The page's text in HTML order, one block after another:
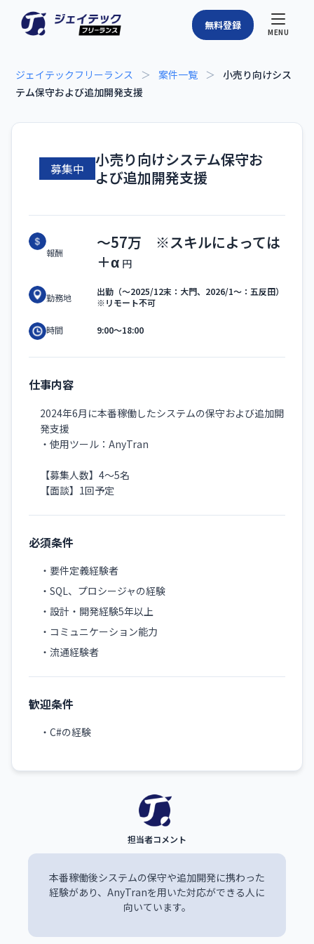
MENU
無料登録
ジェイテックフリーランス ＞ 案件一覧 ＞
小売り向けシス
テム保守および追加開発支援
募集中
小売り向けシステム保守お
よび追加開発支援
報酬
〜57万 ※スキルによっては
＋α
勤務地
出勤（〜2025/12末：大門、2026/1〜：五反田）
※リモート不可
時間 9:00〜18:00
仕事内容
2024年6月に本番稼働したシステムの保守および追加開
発支援
・使用ツール：AnyTran
【募集人数】4〜5名
【面談】1回予定
必須条件
・要件定義経験者
・SQL、プロシージャの経験
・設計・開発経験5年以上
・コミュニケーション能力
・流通経験者
歓迎条件
・C#の経験
本番稼働後システムの保守や追加開発に携わった
経験があり、AnyTranを用いた対応ができる人に
向いています。